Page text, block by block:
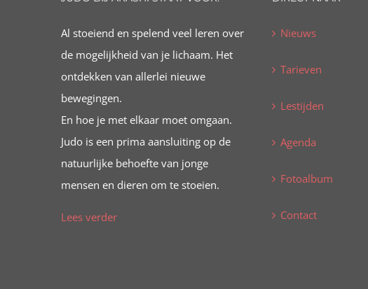
Al stoeiend en spelend veel leren over
de mogelijkheid van je lichaam. Het
ontdekken van allerlei nieuwe
bewegingen.
En hoe je met elkaar moet omgaan.
Judo is een prima aansluiting op de
natuurlijke behoefte van jonge
mensen en dieren om te stoeien.
Lees verder
Nieuws
Tarieven
Lestijden
Agenda
Fotoalbum
Contact